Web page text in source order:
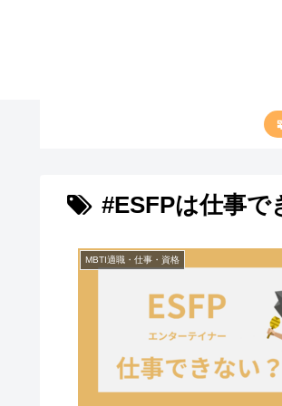
#ESFPは仕事で
MBTI適職・仕事・資格